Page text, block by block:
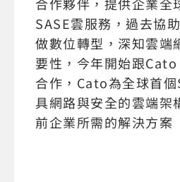
SASE雲服務，過去協
做數位轉型，深知雲端
要性，今年開始跟
合作，Cato為全球首個
具網路與安全的雲端架
前企業所需的解決方案